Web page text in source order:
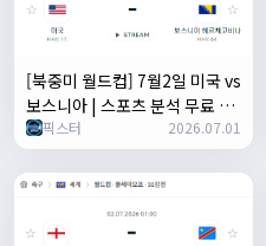
[북중미 월드컵] 7월2일 미국 vs
보스니아 | 스포츠 분석 무료 중
계 토친놈
픽스터 2026.07.01